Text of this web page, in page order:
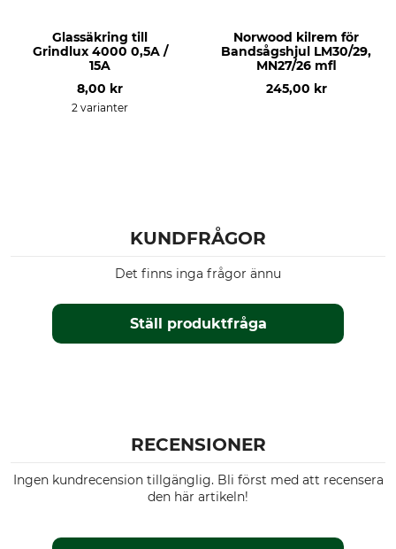
Glassäkring till
Grindlux 4000 0,5A /
15A
8,00 kr
2 varianter
Norwood kilrem för
Bandsågshjul LM30/29,
MN27/26 mfl
245,00 kr
KUNDFRÅGOR
Ställ produktfråga
Det finns inga frågor ännu
RECENSIONER
Ingen kundrecension tillgänglig. Bli först med att recensera
den här artikeln!